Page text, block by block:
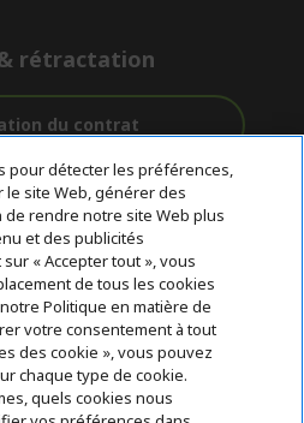
rétractation
du contrat
et après-
vente
Avec 0%
D'intérêt
marchand agréé pour les produits et
ce magasin.
pour détecter les préférences,
le site Web, générer des
rendre notre site Web plus
et des publicités
« Accepter tout », vous
de tous les cookies
Politique en matière de
votre consentement à tout
des cookie », vous pouvez
chaque type de cookie.
quels cookies nous